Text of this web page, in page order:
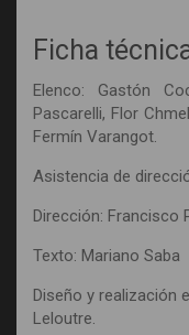
Ficha
Elenco: Gastón
Pascarelli, Flor
Fermín Varangot.
Asistencia de
Dirección: Francisco
Texto: Mariano Saba
Diseño y realización
Leloutre.